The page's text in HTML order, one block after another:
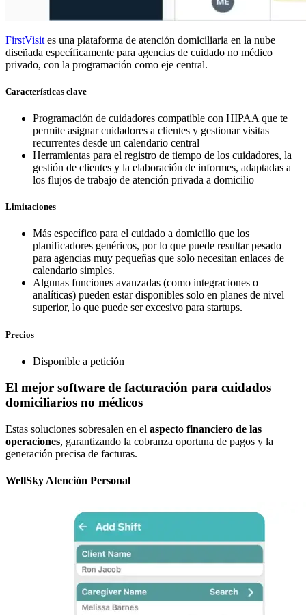
FirstVisit es una plataforma de atención domiciliaria en la nube
diseñada específicamente para agencias de cuidado no médico
privado, con la programación como eje central.
Características clave
Programación de cuidadores compatible con HIPAA que te
permite asignar cuidadores a clientes y gestionar visitas
recurrentes desde un calendario central
Herramientas para el registro de tiempo de los cuidadores, la
gestión de clientes y la elaboración de informes, adaptadas a
los flujos de trabajo de atención privada a domicilio
Limitaciones
Más específico para el cuidado a domicilio que los
planificadores genéricos, por lo que puede resultar pesado
para agencias muy pequeñas que solo necesitan enlaces de
calendario simples.
Algunas funciones avanzadas (como integraciones o
analíticas) pueden estar disponibles solo en planes de nivel
superior, lo que puede ser excesivo para startups.
Precios
Disponible a petición
El mejor software de facturación para cuidados
domiciliarios no médicos
Estas soluciones sobresalen en el aspecto financiero de las
operaciones, garantizando la cobranza oportuna de pagos y la
generación precisa de facturas.​
WellSky Atención Personal